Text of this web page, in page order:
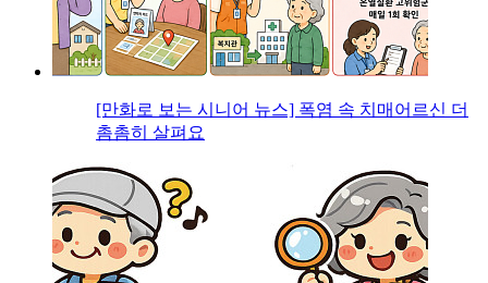
[만화로 보는 시니어 뉴스] 폭염 속 치매어르신 더
촘촘히 살펴요